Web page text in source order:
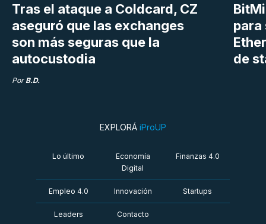
Tras el ataque a Coldcard, CZ
aseguró que las exchanges
son más seguras que la
autocustodia
Por B.D.
para
de
EXPLORÁ iProUP
Lo último
Economía
Digital
Finanzas 4.0
Empleo 4.0 Innovación Startups
Leaders Contacto